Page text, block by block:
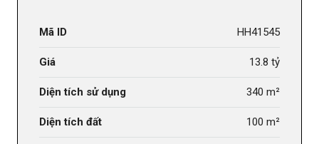
Mã ID HH41545
Giá 13.8 tỷ
Diện tích sử dụng 340 m²
Diện tích đất 100 m²